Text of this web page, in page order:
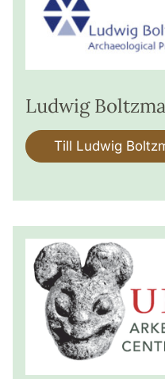
Ludwig
Till Ludwig